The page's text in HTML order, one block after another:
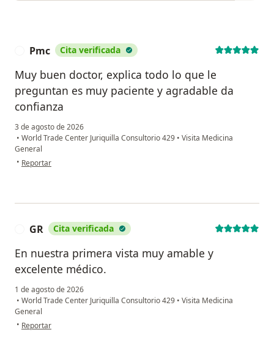
Pmc Cita verificada
Muy buen doctor, explica todo lo que le
preguntan es muy paciente y agradable da
confianza
3 de agosto de 2026
• World Trade Center Juriquilla Consultorio 429 • Visita Medicina
General
• en opinión del usuario Pmc
Reportar
GR Cita verificada
En nuestra primera vista muy amable y
excelente médico.
1 de agosto de 2026
• World Trade Center Juriquilla Consultorio 429 • Visita Medicina
General
• en opinión del usuario GR
Reportar